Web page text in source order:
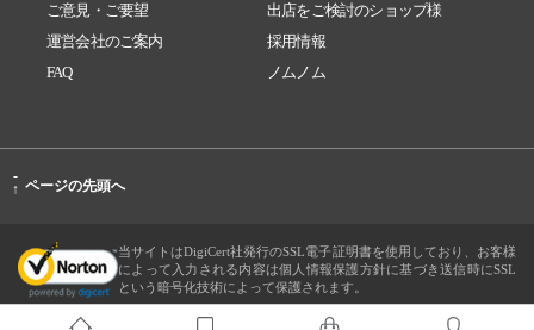
ご意見・ご要望
出店をご検討のショップ様
運営会社のご案内
採用情報
FAQ
ノムノム
-
↑ ページの先頭へ
当サイトはDigiCert社発行のSSL電子証明書を使用しており、お客様
によって入力される内容は個人情報保護方針に基づき送信時にSSL
という暗号化技術によって保護されます。